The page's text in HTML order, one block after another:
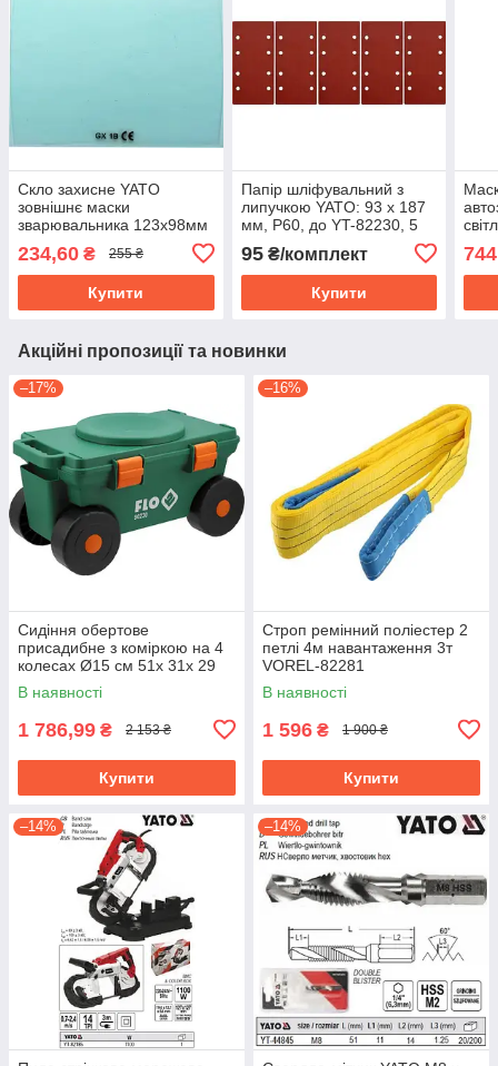
Скло захисне YATO
зовнішнє маски
зварювальника 123х98мм
234,60 ₴ 255 ₴
Купити
Папір шліфувальний з
липучкою YATO: 93 х 187
мм, Р60, до YT-82230, 5
95₴/комплект
Купити
744
Акційні пропозиції та новинки
–17%
Сидіння обертове
присадибне з коміркою на 4
колесах Ø15 см 51х 31х 29
см, для навантаж.- 80 кгFLO-
90230
В наявності
1 786,99 ₴ 2 153 ₴
Купити
–16%
Строп ремінний поліестер 2
петлі 4м навантаження 3т
VOREL-82281
В наявності
1 596 ₴ 1 900 ₴
Купити
–14% –14%